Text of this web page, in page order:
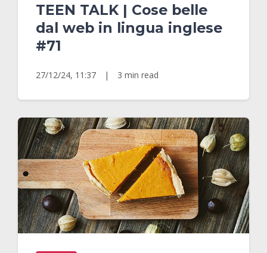
TEEN TALK | Cose belle
dal web in lingua inglese
#71
27/12/24, 11:37 | 3 min read